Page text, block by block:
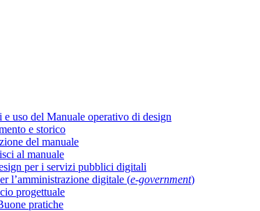
e uso del Manuale operativo di design
e storico
del manuale
al manuale
per i servizi pubblici digitali
l’amministrazione digitale (e-government)
progettuale
pratiche